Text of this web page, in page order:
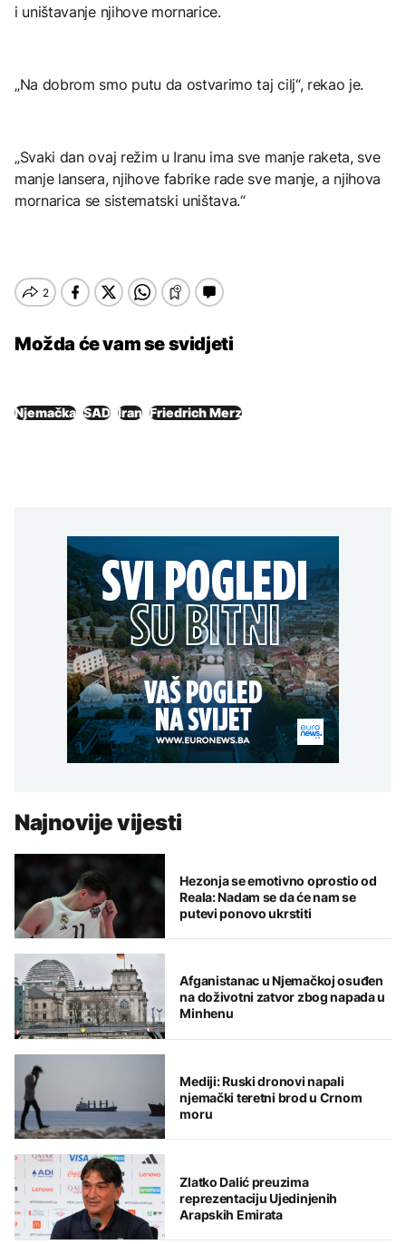
i uništavanje njihove mornarice.
„Na dobrom smo putu da ostvarimo taj cilj“, rekao je.
„Svaki dan ovaj režim u Iranu ima sve manje raketa, sve
manje lansera, njihove fabrike rade sve manje, a njihova
mornarica se sistematski uništava.“
Možda će vam se svidjeti
Njemačka SAD Iran Friedrich Merz
Najnovije vijesti
Hezonja se emotivno oprostio od
Reala: Nadam se da će nam se
putevi ponovo ukrstiti
Afganistanac u Njemačkoj osuđen
na doživotni zatvor zbog napada u
Minhenu
Mediji: Ruski dronovi napali
njemački teretni brod u Crnom
moru
Zlatko Dalić preuzima
reprezentaciju Ujedinjenih
Arapskih Emirata